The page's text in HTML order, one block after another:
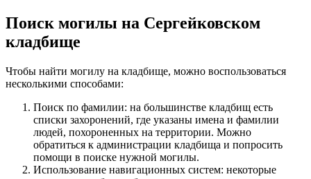
Поиск могилы на Сергейковском
кладбище
Чтобы найти могилу на кладбище, можно воспользоваться
несколькими способами:
Поиск по фамилии: на большинстве кладбищ есть
списки захоронений, где указаны имена и фамилии
людей, похороненных на территории. Можно
обратиться к администрации кладбища и попросить
помощи в поиске нужной могилы.
Использование навигационных систем: некоторые